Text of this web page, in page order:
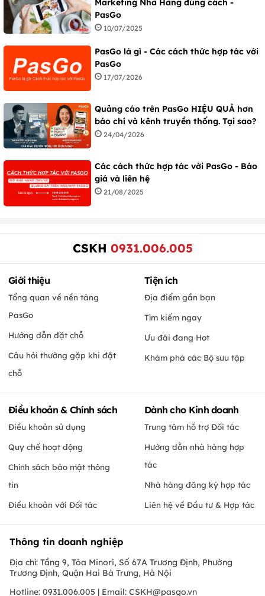
Marketing Nhà Hàng đúng cách -
PasGo
10/07/2025
PasGo là gì - Các cách thức hợp tác với
PasGo
17/07/2026
Quảng cáo trên PasGo HIỆU QUẢ hơn
báo chí và kênh truyền thống. Tại sao?
24/04/2026
Các cách thức hợp tác với PasGo - Báo
giá và liên hệ
21/08/2025
CSKH 0931.006.005
Giới thiệu
Tổng quan về nền tảng
PasGo
Hướng dẫn đặt chỗ
Câu hỏi thường gặp khi đặt
chỗ
Tiện ích
Địa điểm gần bạn
Tìm kiếm ngay
Ưu đãi đang Hot
Khám phá các Bộ sưu tập
Điều khoản & Chính sách
Điều khoản sử dụng
Quy chế hoạt động
Chính sách bảo mật thông
tin
Điều khoản với Đối tác
Dành cho Kinh doanh
Trung tâm hỗ trợ Đối tác
Hướng dẫn nhà hàng hợp
tác
Nhà hàng đăng ký hợp tác
Liên hệ về Đầu tư & Hợp tác
Thông tin doanh nghiệp
Địa chỉ: Tầng 9, Tòa Minori, Số 67A Trương Định, Phường
Trương Định, Quận Hai Bà Trưng, Hà Nội
Hotline: 0931.006.005 | Email: CSKH@pasgo.vn